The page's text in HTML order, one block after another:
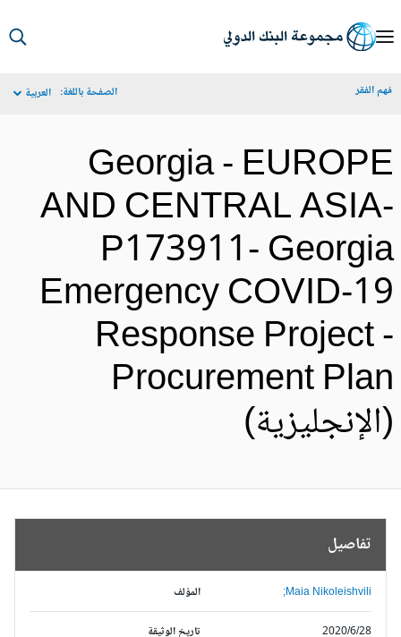
الفقر الصفحة باللغة: العربية
Georgia -
AND CENTRAL
P173911-
Emergency COVID-
Response Project
Procurement
تفاصيل
المؤلف Maia Nikoleishvili;
تاريخ الوثيقة 2020/6/28